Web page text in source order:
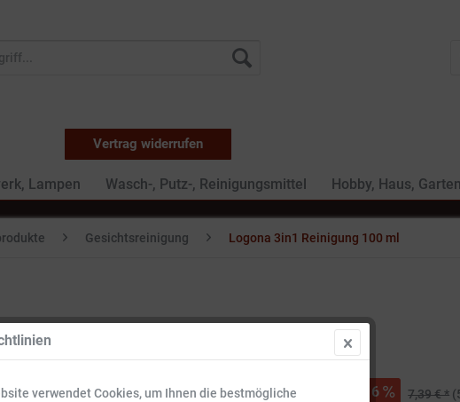
Vertrag widerrufen
Lampen Wasch-, Putz-, Reinigungsmittel Hobby, Haus, Garten
Gesichtsreinigung Logona 3in1 Reinigung 100 ml
6,95 € * 6 7,39 € *
verwendet Cookies, um Ihnen die bestmögliche